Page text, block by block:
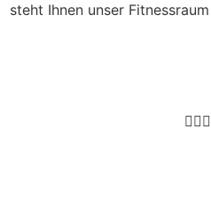
steht Ihnen unser
